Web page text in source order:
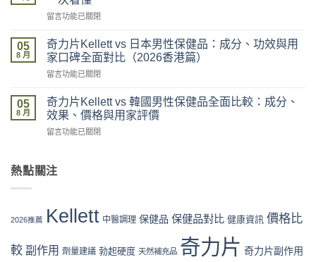
攻
官
網
惠、
盒
裝
折
最
抵
時
機〉
Kellett
評
係
咪
可
信？
假
評
拆
理
買
指
中
在
力
片
Kellett
官
購
買
流
程
教
單
貨
留言功能已關閉
05
8 月
奇力片Kellett vs 日本男性保健品：成分、功效與用
家口碑全面對比（2026香港篇）
在
力
片
Kellett
vs
男
品：
功
留言功能已關閉
05
8 月
奇力片Kellett vs 韓國男性保健品全面比較：成分、
效果、價格與用家評價
在
片
Kellett
國
保
留言功能已關閉
熱點關注
2026推薦 Kellett 中醫調理 保健品 保健品對比 健康資訊 價格比
較 副作用 劑量建議 勃起硬度 天然補充品 奇力片 奇力片副作用